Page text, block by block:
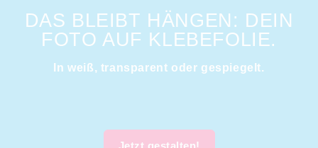
DAS BLEIBT HÄNGEN: DEIN
FOTO AUF KLEBEFOLIE.
In weiß, transparent oder gespiegelt.
Jetzt gestalten!